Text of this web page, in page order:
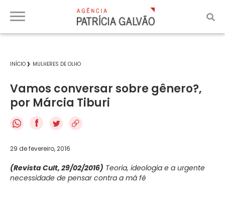
INÍCIO MULHERES DE OLHO
Vamos conversar sobre gênero?,
por Márcia Tiburi
f
29 de fevereiro, 2016
(Revista Cult, 29/02/2016) Teoria, ideologia e a urgente
necessidade de pensar contra a má fé